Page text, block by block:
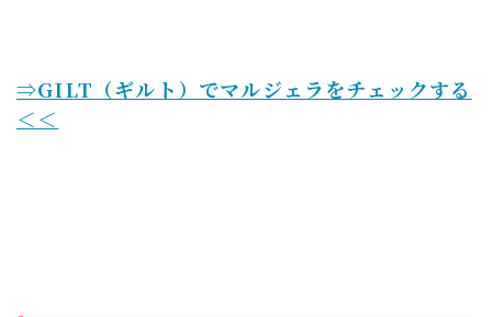
⇒GILT（ギルト）でマルジェラをチェックする
＜＜